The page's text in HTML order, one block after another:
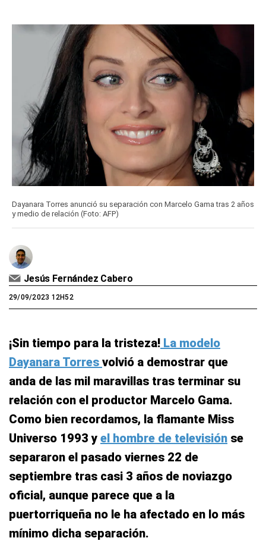
Dayanara Torres anunció su separación con Marcelo Gama tras 2 años
y medio de relación (Foto: AFP)
Jesús Fernández Cabero
29/09/2023 12H52
¡Sin tiempo para la tristeza! La modelo
Dayanara Torres volvió a demostrar que
anda de las mil maravillas tras terminar su
relación con el productor Marcelo Gama.
Como bien recordamos, la flamante Miss
Universo 1993 y el hombre de televisión se
separaron el pasado viernes 22 de
septiembre tras casi 3 años de noviazgo
oficial, aunque parece que a la
puertorriqueña no le ha afectado en lo más
mínimo dicha separación.